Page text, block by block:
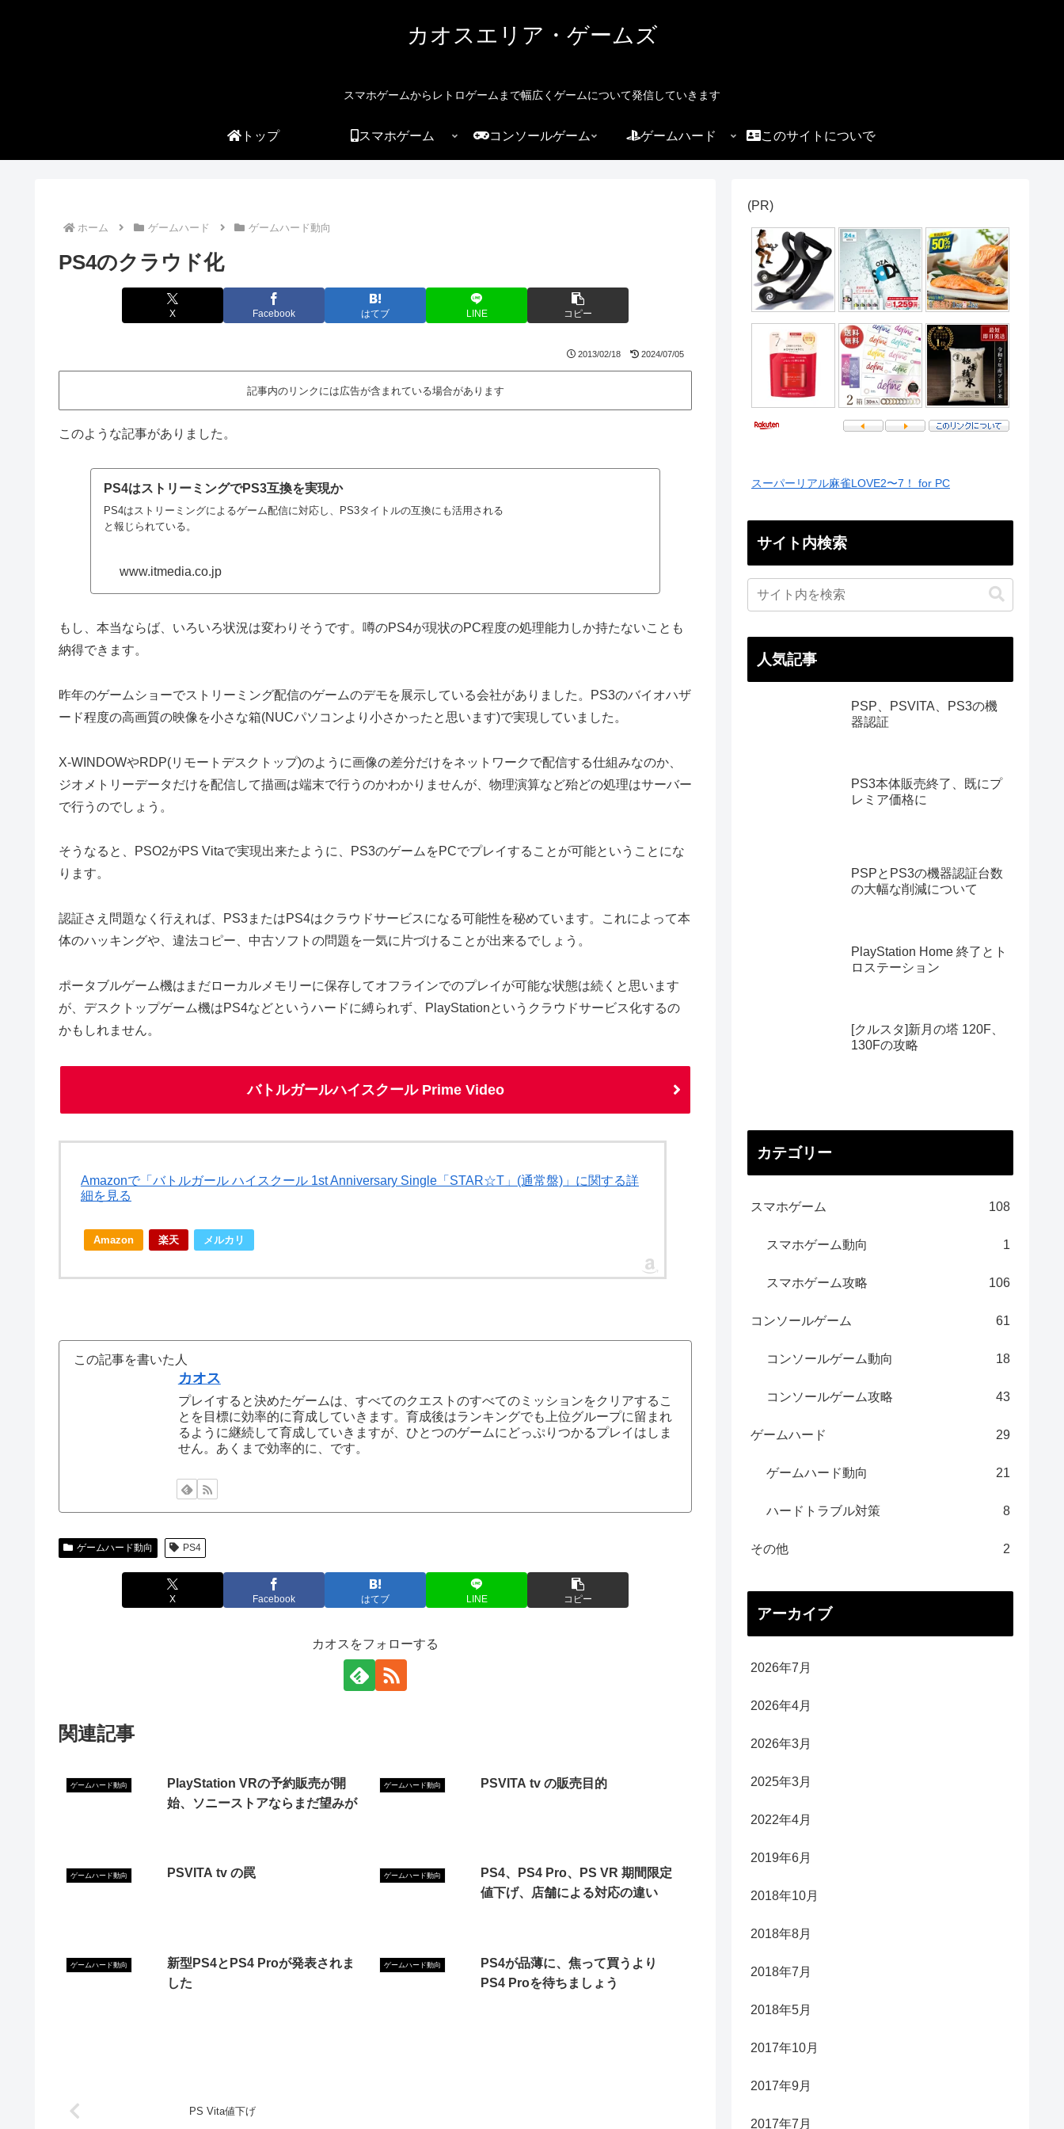
カオスエリア・ゲームズ
スマホゲームからレトロゲームまで幅広くゲームについて発信していきます
トップ スマホゲーム コンソールゲーム ゲームハード このサイトについて
ホーム ゲームハード ゲームハード動向
PS4のクラウド化
X Facebook はてブ LINE コピー
2013/02/18 2024/07/05
記事内のリンクには広告が含まれている場合があります
このような記事がありました。
PS4はストリーミングでPS3互換を実現か
PS4はストリーミングによるゲーム配信に対応し、PS3タイトルの互換にも活用される
と報じられている。
www.itmedia.co.jp
もし、本当ならば、いろいろ状況は変わりそうです。噂のPS4が現状のPC程度の処理能力しか持たないことも
納得できます。
昨年のゲームショーでストリーミング配信のゲームのデモを展示している会社がありました。PS3のバイオハザ
ード程度の高画質の映像を小さな箱(NUCパソコンより小さかったと思います)で実現していました。
X-WINDOWやRDP(リモートデスクトップ)のように画像の差分だけをネットワークで配信する仕組みなのか、
ジオメトリーデータだけを配信して描画は端末で行うのかわかりませんが、物理演算など殆どの処理はサーバー
で行うのでしょう。
そうなると、PSO2がPS Vitaで実現出来たように、PS3のゲームをPCでプレイすることが可能ということにな
ります。
認証さえ問題なく行えれば、PS3またはPS4はクラウドサービスになる可能性を秘めています。これによって本
体のハッキングや、違法コピー、中古ソフトの問題を一気に片づけることが出来るでしょう。
ポータブルゲーム機はまだローカルメモリーに保存してオフラインでのプレイが可能な状態は続くと思います
が、デスクトップゲーム機はPS4などというハードに縛られず、PlayStationというクラウドサービス化するの
かもしれません。
バトルガールハイスクール Prime Video
Amazonで「バトルガール ハイスクール 1st Anniversary Single「STAR☆T」(通常盤)」に関する詳
細を見る
Amazon 楽天 メルカリ
この記事を書いた人
カオス
プレイすると決めたゲームは、すべてのクエストのすべてのミッションをクリアするこ
とを目標に効率的に育成していきます。育成後はランキングでも上位グループに留まれ
るように継続して育成していきますが、ひとつのゲームにどっぷりつかるプレイはしま
せん。あくまで効率的に、です。
ゲームハード動向 PS4
X Facebook はてブ LINE コピー
カオスをフォローする
関連記事
ゲームハード動向
PlayStation VRの予約販売が開
始、ソニーストアならまだ望みが
ゲームハード動向 PSVITA tv の販売目的
ゲームハード動向 PSVITA tv の罠 ゲームハード動向
PS4、PS4 Pro、PS VR 期間限定
値下げ、店舗による対応の違い
ゲームハード動向
新型PS4とPS4 Proが発表されま
した
ゲームハード動向
PS4が品薄に、焦って買うより
PS4 Proを待ちましょう
PS Vita値下げ
(PR)
スーパーリアル麻雀LOVE2〜7！ for PC
サイト内検索
人気記事
PSP、PSVITA、PS3の機
器認証
PS3本体販売終了、既にプ
レミア価格に
PSPとPS3の機器認証台数
の大幅な削減について
PlayStation Home 終了とト
ロステーション
[クルスタ]新月の塔 120F、
130Fの攻略
カテゴリー
スマホゲーム 108
スマホゲーム動向 1
スマホゲーム攻略 106
コンソールゲーム 61
コンソールゲーム動向 18
コンソールゲーム攻略 43
ゲームハード 29
ゲームハード動向 21
ハードトラブル対策 8
その他 2
アーカイブ
2026年7月
2026年4月
2026年3月
2025年3月
2022年4月
2019年6月
2018年10月
2018年8月
2018年7月
2018年5月
2017年10月
2017年9月
2017年7月